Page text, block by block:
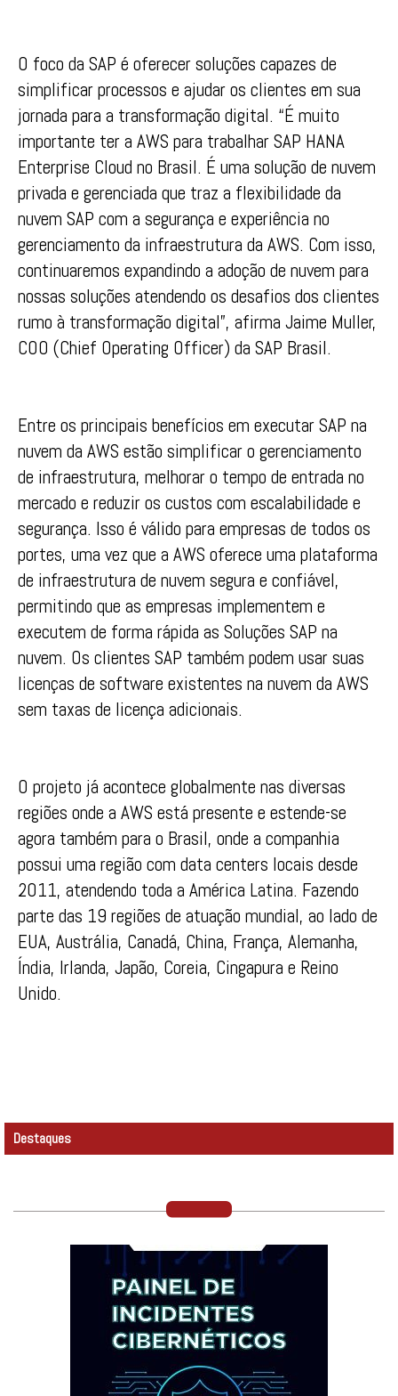
O foco da SAP é oferecer soluções capazes de
simplificar processos e ajudar os clientes em sua
jornada para a transformação digital. “É muito
importante ter a AWS para trabalhar SAP HANA
Enterprise Cloud no Brasil. É uma solução de nuvem
privada e gerenciada que traz a flexibilidade da
nuvem SAP com a segurança e experiência no
gerenciamento da infraestrutura da AWS. Com isso,
continuaremos expandindo a adoção de nuvem para
nossas soluções atendendo os desafios dos clientes
rumo à transformação digital”, afirma Jaime Muller,
COO (Chief Operating Officer) da SAP Brasil.
Entre os principais benefícios em executar SAP na
nuvem da AWS estão simplificar o gerenciamento
de infraestrutura, melhorar o tempo de entrada no
mercado e reduzir os custos com escalabilidade e
segurança. Isso é válido para empresas de todos os
portes, uma vez que a AWS oferece uma plataforma
de infraestrutura de nuvem segura e confiável,
permitindo que as empresas implementem e
executem de forma rápida as Soluções SAP na
nuvem. Os clientes SAP também podem usar suas
licenças de software existentes na nuvem da AWS
sem taxas de licença adicionais.
O projeto já acontece globalmente nas diversas
regiões onde a AWS está presente e estende-se
agora também para o Brasil, onde a companhia
possui uma região com data centers locais desde
2011, atendendo toda a América Latina. Fazendo
parte das 19 regiões de atuação mundial, ao lado de
EUA, Austrália, Canadá, China, França, Alemanha,
Índia, Irlanda, Japão, Coreia, Cingapura e Reino
Unido.
Destaques